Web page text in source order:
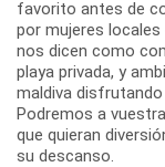
favorito antes de
por mujeres
nos dicen como
playa privada, y
maldiva disfrutando
Podremos a
que quieran
su descanso.